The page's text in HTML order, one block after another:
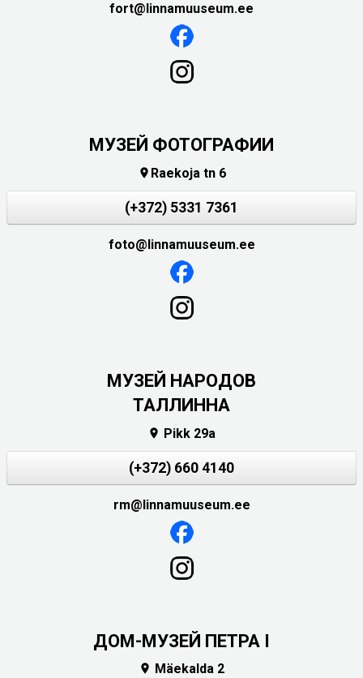
fort@linnamuuseum.ee
МУЗЕЙ ФОТОГРАФИИ
 Raekoja tn 6
(+372) 5331 7361
foto@linnamuuseum.ee
MУЗЕЙ НАРОДОВ
ТАЛЛИННА
 Pikk 29a
(+372) 660 4140
rm@linnamuuseum.ee
ДОМ-МУЗЕЙ ПЕТРА I
 Mäekalda 2